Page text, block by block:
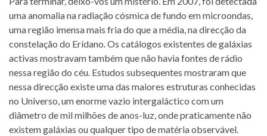
uma anomalia na radiação cósmica de fundo em microondas,
uma região imensa mais fria do que a média, na direcção da
constelação do Erídano. Os catálogos existentes de galáxias
activas mostravam também que não havia fontes de rádio
nessa região do céu. Estudos subsequentes mostraram que
nessa direcção existe uma das maiores estruturas conhecidas
no Universo, um enorme vazio intergaláctico com um
diâmetro de mil milhões de anos-luz, onde praticamente não
existem galáxias ou qualquer tipo de matéria observável.